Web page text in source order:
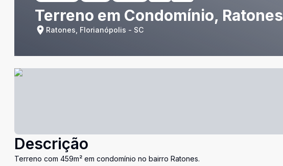
Terreno em Condomínio, Ratones
Ratones, Florianópolis - SC
Descrição
Terreno com 459m² em condomínio no bairro Ratones.